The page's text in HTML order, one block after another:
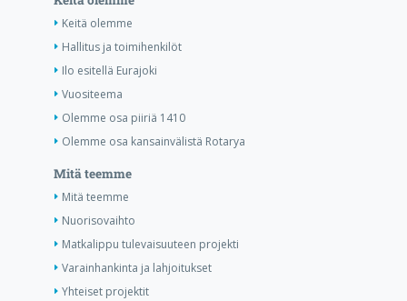
Keitä olemme
Hallitus ja toimihenkilöt
Ilo esitellä Eurajoki
Vuositeema
Olemme osa piiriä 1410
Olemme osa kansainvälistä Rotarya
Mitä teemme
Mitä teemme
Nuorisovaihto
Matkalippu tulevaisuuteen projekti
Varainhankinta ja lahjoitukset
Yhteiset projektit